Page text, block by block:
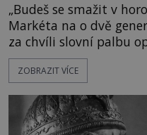
„Budeš se smažit v
Markéta na o dvě
za chvíli slovní palbu
katolička, druhá
nich se usídlí na jedné
mezi vůdce
skutečně jistou
ZOBRAZIT VÍCE